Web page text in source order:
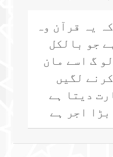
یہ قرآن وہ
جو بالکل
گ اسے مان
لگیں
دیتا ہے
اجر ہے